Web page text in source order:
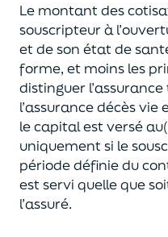
Le montant des
souscripteur à
et de son état de
forme, et moins les
distinguer
l’assurancedécèsvie
le capital estversé
uniquementsi le
période définie du
est servi quelle que
l’assuré.